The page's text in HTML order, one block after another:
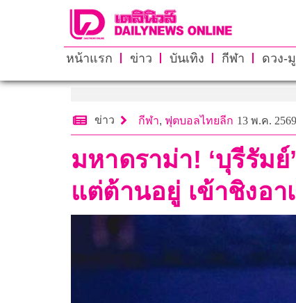
หน้าแรก ข่าว บันเทิง กีฬา ดวง-
ข่าว กีฬา, ฟุตบอลไทยลีก 13 พ.ค.
มหาดราม่า! ‘บุรีรัมย์
แต่ต้านอยู่ เข้าชิงอา